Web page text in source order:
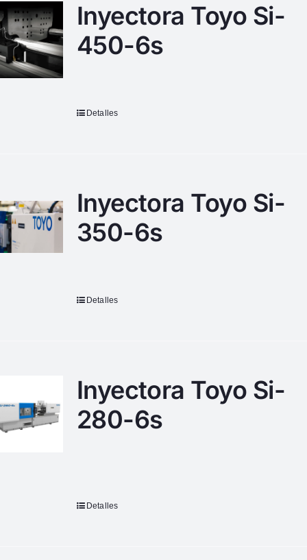
Inyectora Toyo Si-
450-6s
Detalles
Inyectora Toyo Si-
350-6s
Detalles
Inyectora Toyo Si-
280-6s
Detalles